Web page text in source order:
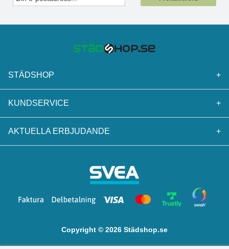
STÄDSHOP +
KUNDSERVICE +
AKTUELLA ERBJUDANDE +
Copyright © 2026 Städshop.se